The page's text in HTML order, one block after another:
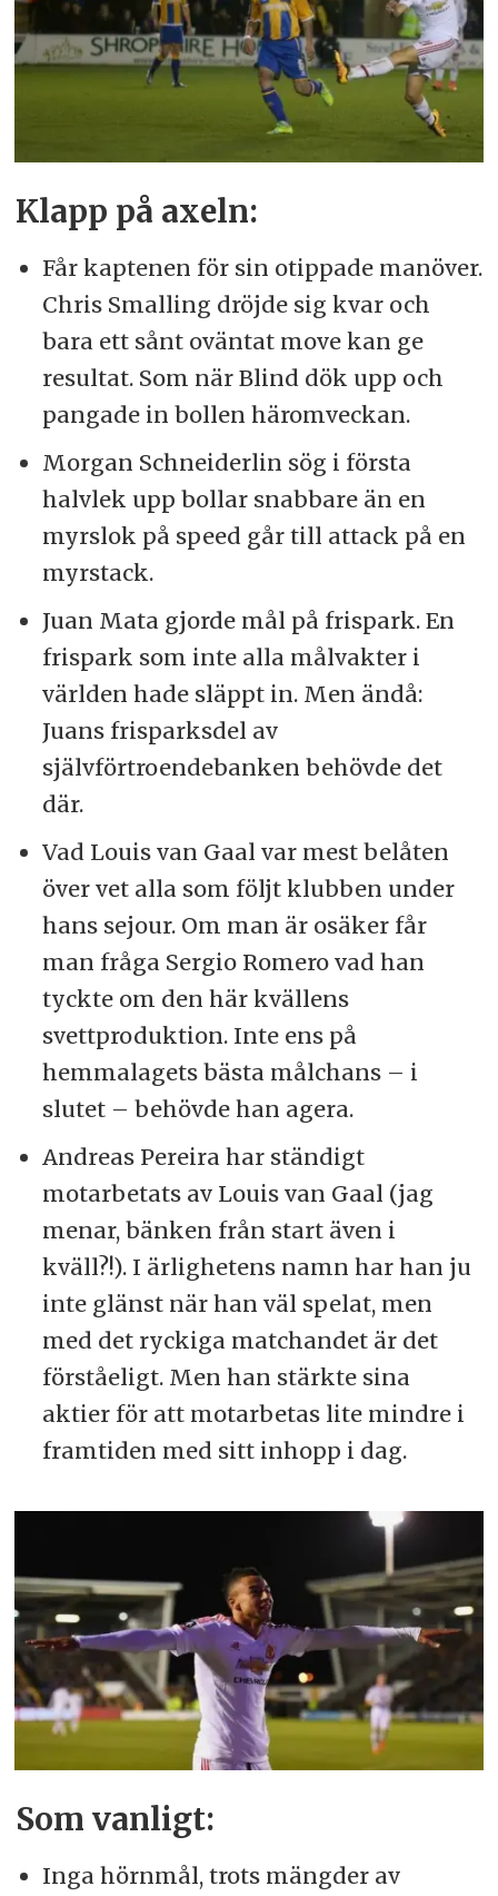
Klapp på axeln:
Får kaptenen för sin otippade manöver.
Chris Smalling dröjde sig kvar och
bara ett sånt oväntat move kan ge
resultat. Som när Blind dök upp och
pangade in bollen häromveckan.
Morgan Schneiderlin sög i första
halvlek upp bollar snabbare än en
myrslok på speed går till attack på en
myrstack.
Juan Mata gjorde mål på frispark. En
frispark som inte alla målvakter i
världen hade släppt in. Men ändå:
Juans frisparksdel av
självförtroendebanken behövde det
där.
Vad Louis van Gaal var mest belåten
över vet alla som följt klubben under
hans sejour. Om man är osäker får
man fråga Sergio Romero vad han
tyckte om den här kvällens
svettproduktion. Inte ens på
hemmalagets bästa målchans – i
slutet – behövde han agera.
Andreas Pereira har ständigt
motarbetats av Louis van Gaal (jag
menar, bänken från start även i
kväll?!). I ärlighetens namn har han ju
inte glänst när han väl spelat, men
med det ryckiga matchandet är det
förståeligt. Men han stärkte sina
aktier för att motarbetas lite mindre i
framtiden med sitt inhopp i dag.
Som vanligt:
Inga hörnmål, trots mängder av